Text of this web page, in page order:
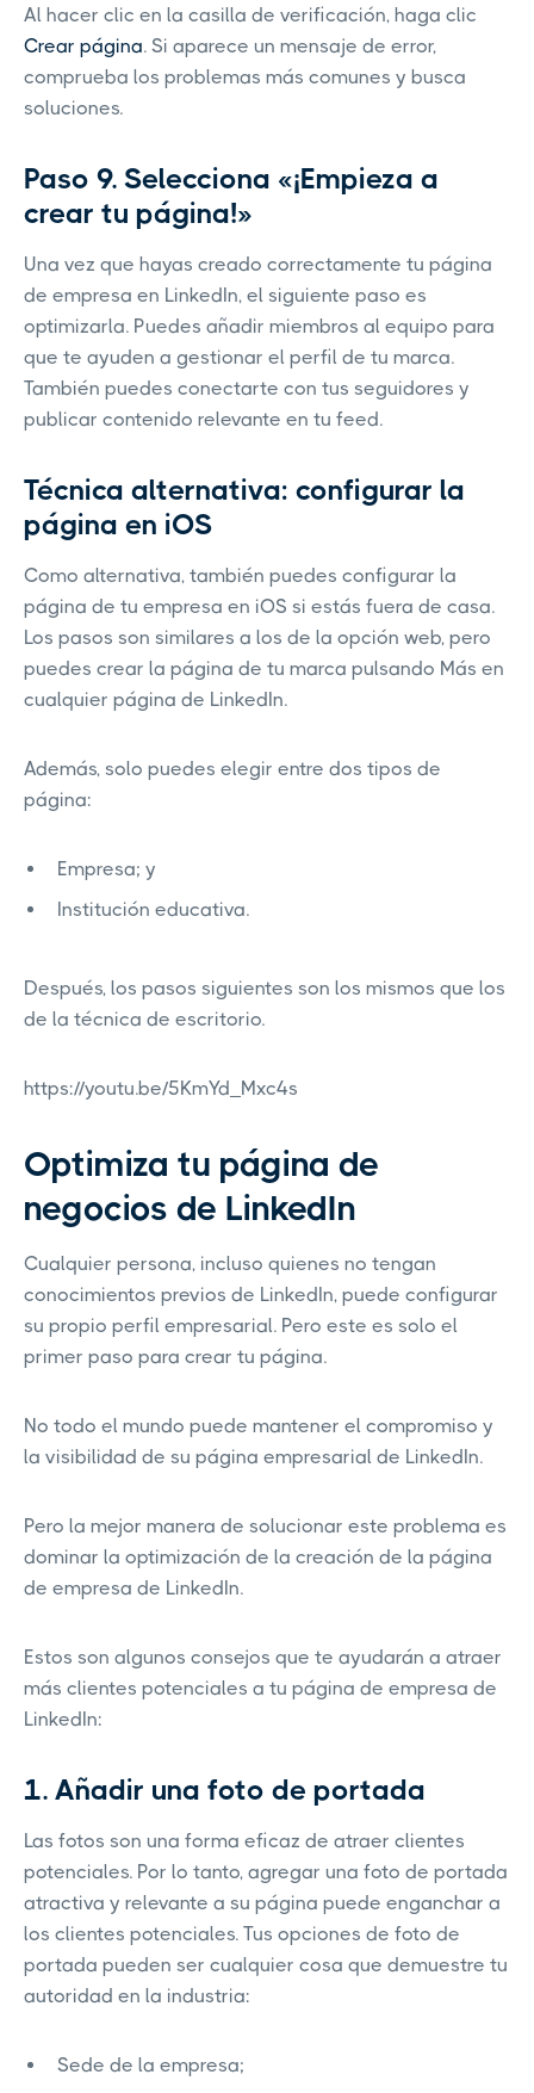
Al hacer clic en la casilla de verificación, haga clic
Crear página. Si aparece un mensaje de error,
comprueba los problemas más comunes y busca
soluciones.
Paso 9. Selecciona «¡Empieza a
crear tu página!»
Una vez que hayas creado correctamente tu página
de empresa en LinkedIn, el siguiente paso es
optimizarla. Puedes añadir miembros al equipo para
que te ayuden a gestionar el perfil de tu marca.
También puedes conectarte con tus seguidores y
publicar contenido relevante en tu feed.
Técnica alternativa: configurar la
página en iOS
Como alternativa, también puedes configurar la
página de tu empresa en iOS si estás fuera de casa.
Los pasos son similares a los de la opción web, pero
puedes crear la página de tu marca pulsando Más en
cualquier página de LinkedIn.
Además, solo puedes elegir entre dos tipos de
página:
Empresa; y
Institución educativa.
Después, los pasos siguientes son los mismos que los
de la técnica de escritorio.
https://youtu.be/5KmYd_Mxc4s
Optimiza tu página de
negocios de LinkedIn
Cualquier persona, incluso quienes no tengan
conocimientos previos de LinkedIn, puede configurar
su propio perfil empresarial. Pero este es solo el
primer paso para crear tu página.
No todo el mundo puede mantener el compromiso y
la visibilidad de su página empresarial de LinkedIn.
Pero la mejor manera de solucionar este problema es
dominar la optimización de la creación de la página
de empresa de LinkedIn.
Estos son algunos consejos que te ayudarán a atraer
más clientes potenciales a tu página de empresa de
LinkedIn:
1. Añadir una foto de portada
Las fotos son una forma eficaz de atraer clientes
potenciales. Por lo tanto, agregar una foto de portada
atractiva y relevante a su página puede enganchar a
los clientes potenciales. Tus opciones de foto de
portada pueden ser cualquier cosa que demuestre tu
autoridad en la industria:
Sede de la empresa;